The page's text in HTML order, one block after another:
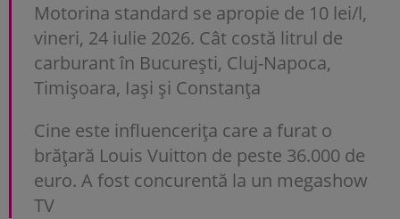
Motorina standard se apropie de 10 lei/l,
vineri, 24 iulie 2026. Cât costă litrul de
carburant în București, Cluj-Napoca,
Timișoara, Iași și Constanța
Cine este influencerița care a furat o
brățară Louis Vuitton de peste 36.000 de
euro. A fost concurentă la un megashow
TV